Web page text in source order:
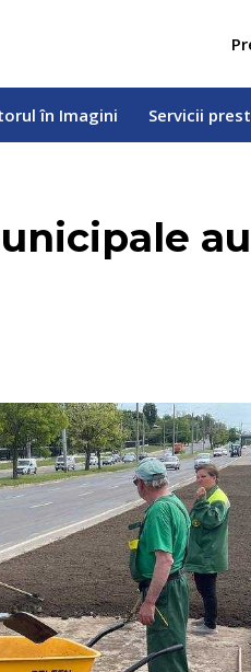
în Imagini Servicii
Servicii